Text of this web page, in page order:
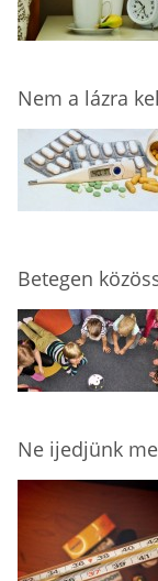
Nem a lázra
Betegen
Ne ijedjünk